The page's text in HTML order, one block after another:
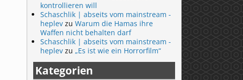
kontrollieren will
Schaschlik | abseits vom mainstream -
heplev zu Warum die Hamas ihre
Waffen nicht behalten darf
Schaschlik | abseits vom mainstream -
heplev zu „Es ist wie ein Horrorfilm“
Kategorien